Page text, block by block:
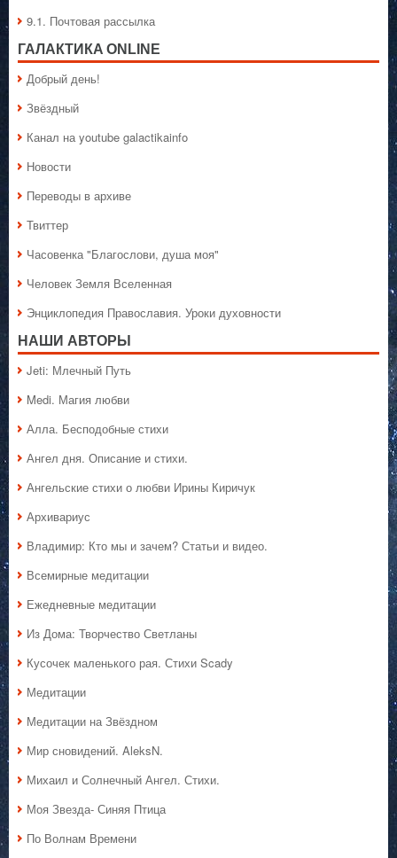
9.1. Почтовая рассылка
ГАЛАКТИКA ONLINE
Добрый день!
Звёздный
Канал на youtube galactikainfo
Новости
Переводы в архиве
Твиттер
Часовенка "Благослови, душа моя"
Человек Земля Вселенная
Энциклопедия Православия. Уроки духовности
НАШИ АВТОРЫ
Jeti: Млечный Путь
Medi. Магия любви
Алла. Бесподобные стихи
Ангел дня. Описание и стихи.
Ангельские стихи о любви Ирины Киричук
Архивариус
Владимир: Кто мы и зачем? Статьи и видео.
Всемирные медитации
Ежедневные медитации
Из Дома: Творчество Светланы
Кусочек маленького рая. Стихи Scady
Медитации
Медитации на Звёздном
Мир сновидений. AleksN.
Михаил и Солнечный Ангел. Стихи.
Моя Звезда- Синяя Птица
По Волнам Времени